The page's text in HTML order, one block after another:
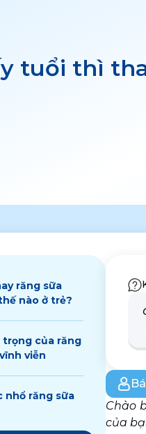
tuổi thì
răng sữa
nào ở trẻ?
trọng của răng
viễn
nhổ răng sữa
Chào
của